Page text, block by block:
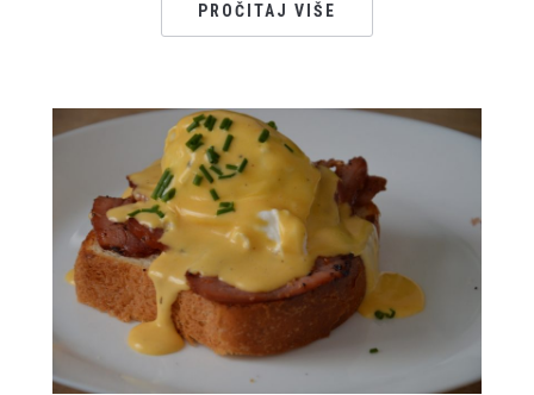
PROČITAJ VIŠE